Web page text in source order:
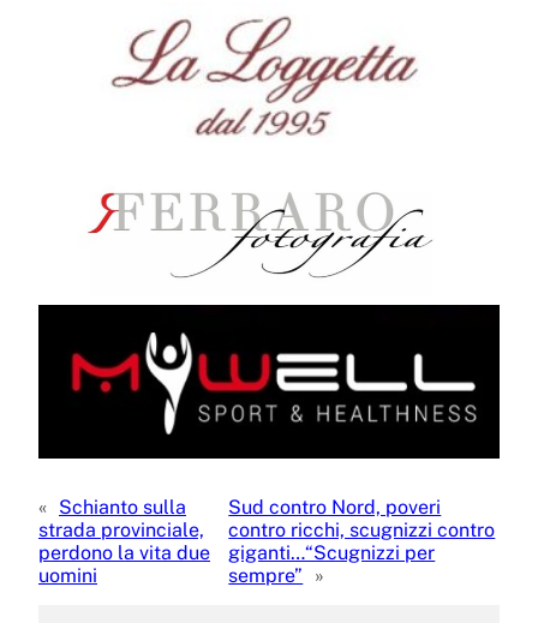
« Schianto sulla
strada provinciale,
perdono la vita due
uomini
Sud contro Nord, poveri
contro ricchi, scugnizzi contro
giganti…“Scugnizzi per
sempre”
»